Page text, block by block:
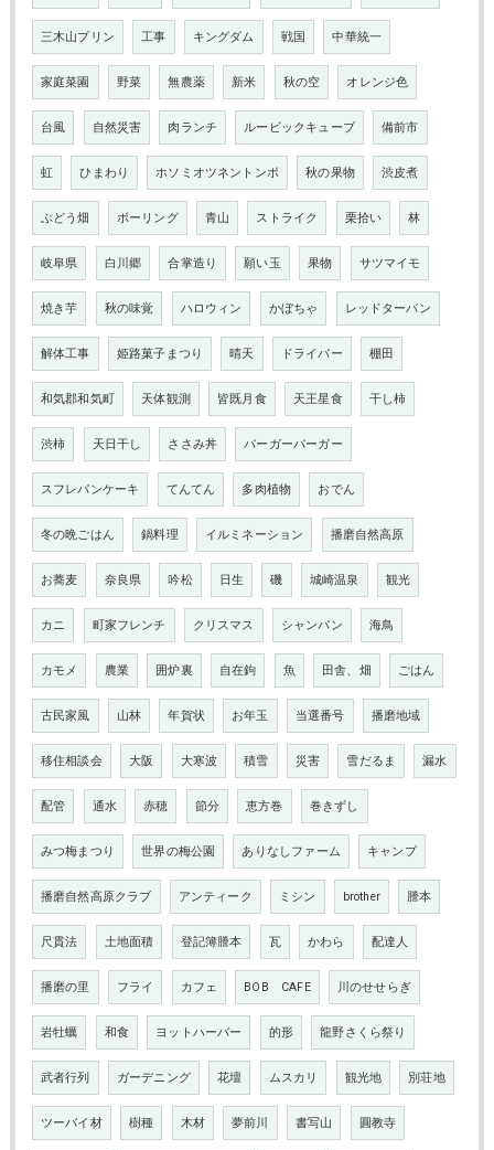
三木山プリン 工事 キングダム 戦国 中華統一
家庭菜園 野菜 無農薬 新米 秋の空 オレンジ色
台風 自然災害 肉ランチ ルービックキューブ 備前市
虹 ひまわり ホソミオツネントンボ 秋の果物 渋皮煮
ぶどう畑 ボーリング 青山 ストライク 栗拾い 林
岐阜県 白川郷 合掌造り 願い玉 果物 サツマイモ
焼き芋 秋の味覚 ハロウィン かぼちゃ レッドターバン
解体工事 姫路菓子まつり 晴天 ドライバー 棚田
和気郡和気町 天体観測 皆既月食 天王星食 干し柿
渋柿 天日干し ささみ丼 バーガーバーガー
スフレパンケーキ てんてん 多肉植物 おでん
冬の晩ごはん 鍋料理 イルミネーション 播磨自然高原
お蕎麦 奈良県 吟松 日生 磯 城崎温泉 観光
カニ 町家フレンチ クリスマス シャンパン 海鳥
カモメ 農業 囲炉裏 自在鉤 魚 田舎、畑 ごはん
古民家風 山林 年賀状 お年玉 当選番号 播磨地域
移住相談会 大阪 大寒波 積雪 災害 雪だるま 漏水
配管 通水 赤穂 節分 恵方巻 巻きずし
みつ梅まつり 世界の梅公園 ありなしファーム キャンプ
播磨自然高原クラブ アンティーク ミシン brother 謄本
尺貫法 土地面積 登記簿謄本 瓦 かわら 配達人
播磨の里 フライ カフェ BOB CAFE 川のせせらぎ
岩牡蠣 和食 ヨットハーバー 的形 龍野さくら祭り
武者行列 ガーデニング 花壇 ムスカリ 観光地 別荘地
ツーバイ材 樹種 木材 夢前川 書写山 圓教寺